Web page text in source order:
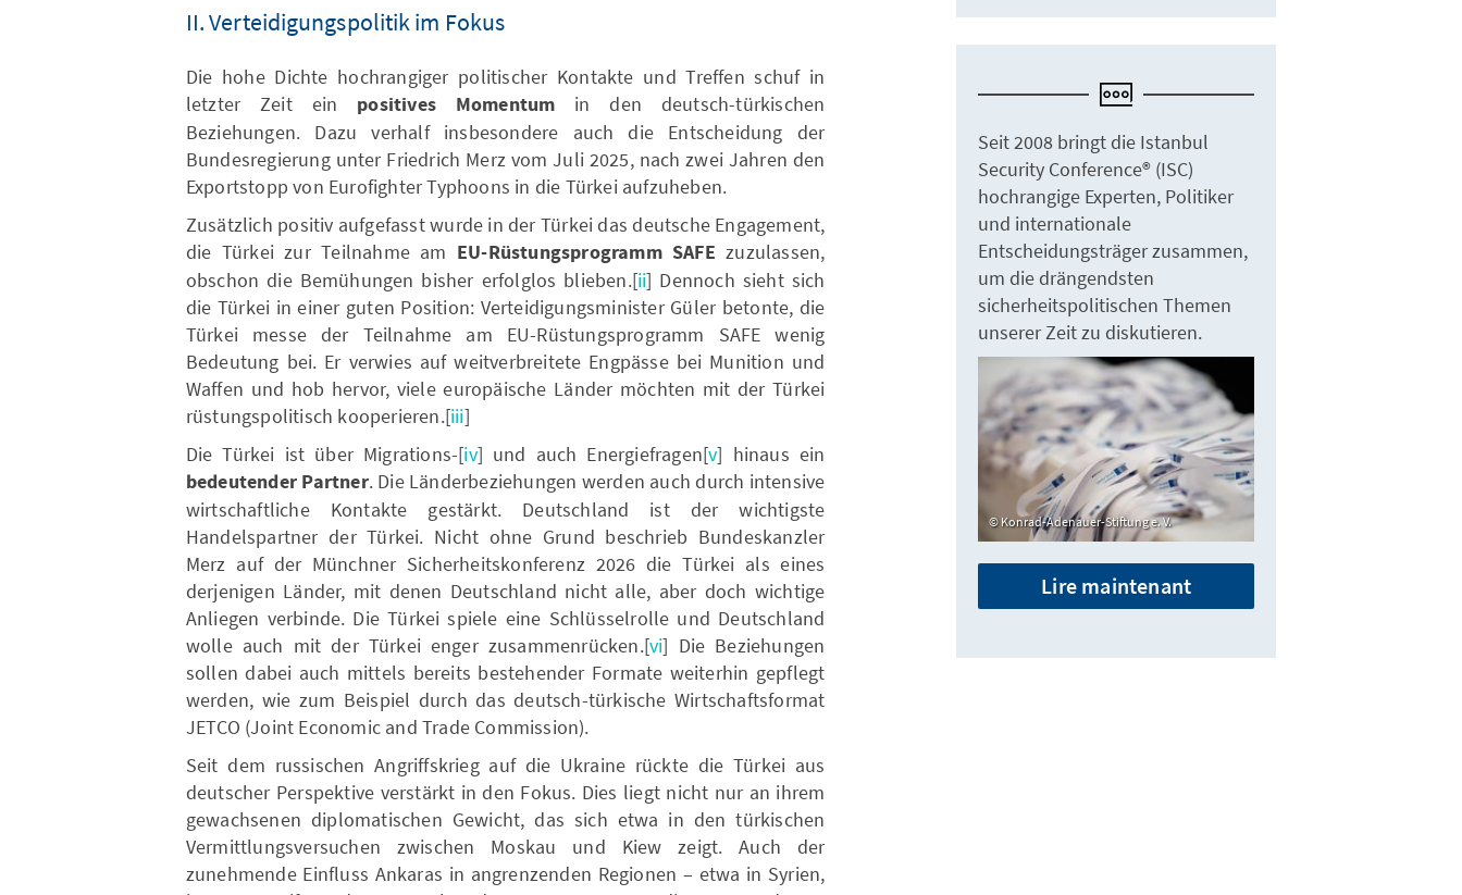
II. Verteidigungspolitik im Fokus
Die hohe Dichte hochrangiger politischer Kontakte und Treffen schuf in
letzter Zeit ein positives Momentum in den deutsch-türkischen
Beziehungen. Dazu verhalf insbesondere auch die Entscheidung der
Bundesregierung unter Friedrich Merz vom Juli 2025, nach zwei Jahren den
Exportstopp von Eurofighter Typhoons in die Türkei aufzuheben.
Zusätzlich positiv aufgefasst wurde in der Türkei das deutsche Engagement,
die Türkei zur Teilnahme am EU-Rüstungsprogramm SAFE zuzulassen,
obschon die Bemühungen bisher erfolglos blieben.[ii] Dennoch sieht sich
die Türkei in einer guten Position: Verteidigungsminister Güler betonte, die
Türkei messe der Teilnahme am EU-Rüstungsprogramm SAFE wenig
Bedeutung bei. Er verwies auf weitverbreitete Engpässe bei Munition und
Waffen und hob hervor, viele europäische Länder möchten mit der Türkei
rüstungspolitisch kooperieren.[iii]
Die Türkei ist über Migrations-[iv] und auch Energiefragen[v] hinaus ein
bedeutender Partner. Die Länderbeziehungen werden auch durch intensive
wirtschaftliche Kontakte gestärkt. Deutschland ist der wichtigste
Handelspartner der Türkei. Nicht ohne Grund beschrieb Bundeskanzler
Merz auf der Münchner Sicherheitskonferenz 2026 die Türkei als eines
derjenigen Länder, mit denen Deutschland nicht alle, aber doch wichtige
Anliegen verbinde. Die Türkei spiele eine Schlüsselrolle und Deutschland
wolle auch mit der Türkei enger zusammenrücken.[vi] Die Beziehungen
sollen dabei auch mittels bereits bestehender Formate weiterhin gepflegt
werden, wie zum Beispiel durch das deutsch-türkische Wirtschaftsformat
JETCO (Joint Economic and Trade Commission).
Seit dem russischen Angriffskrieg auf die Ukraine rückte die Türkei aus
deutscher Perspektive verstärkt in den Fokus. Dies liegt nicht nur an ihrem
gewachsenen diplomatischen Gewicht, das sich etwa in den türkischen
Vermittlungsversuchen zwischen Moskau und Kiew zeigt. Auch der
zunehmende Einfluss Ankaras in angrenzenden Regionen – etwa in Syrien,
Seit 2008 bringt die Istanbul
Security Conference® (ISC)
hochrangige Experten, Politiker
und internationale
Entscheidungsträger zusammen,
um die drängendsten
sicherheitspolitischen Themen
unserer Zeit zu diskutieren.
Konrad-Adenauer-Stiftung e. V.
Lire maintenant